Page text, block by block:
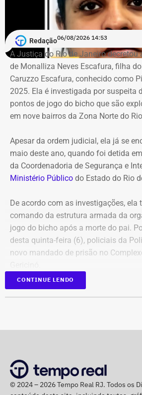
é inspirador em um modelo parecido
na Península, no Rio2 e no Centro
proposta foi aprovada pela Prefeitura
ano passado e prevê um
milhões.
*Com informações do Diário do Rio.
Redação06/08/2026 14:53
A Justiça do Rio de Janeiro decretou
de Monalliza Neves Escafura, filha
Caruzzo Escafura, conhecido como
2025. Ela é investigada por suspeita
pontos de jogo do bicho que são
em nove bairros da Zona Norte do
Apesar da ordem judicial, ela já se
maio deste ano, quando foi detida
da Coordenadoria de Segurança e
Ministério Público do Estado do Rio
De acordo com as investigações, ela
comando da estrutura armada da
jogo do bicho após a morte do pai.
desta quinta-feira (6), policiais da
novo mandado de prisão no
Além dela, outros 12 réus foram alvo
*Com informações do g1
CONTINUE LENDO
© 2024 – 2026 Tempo Real RJ. Todos os